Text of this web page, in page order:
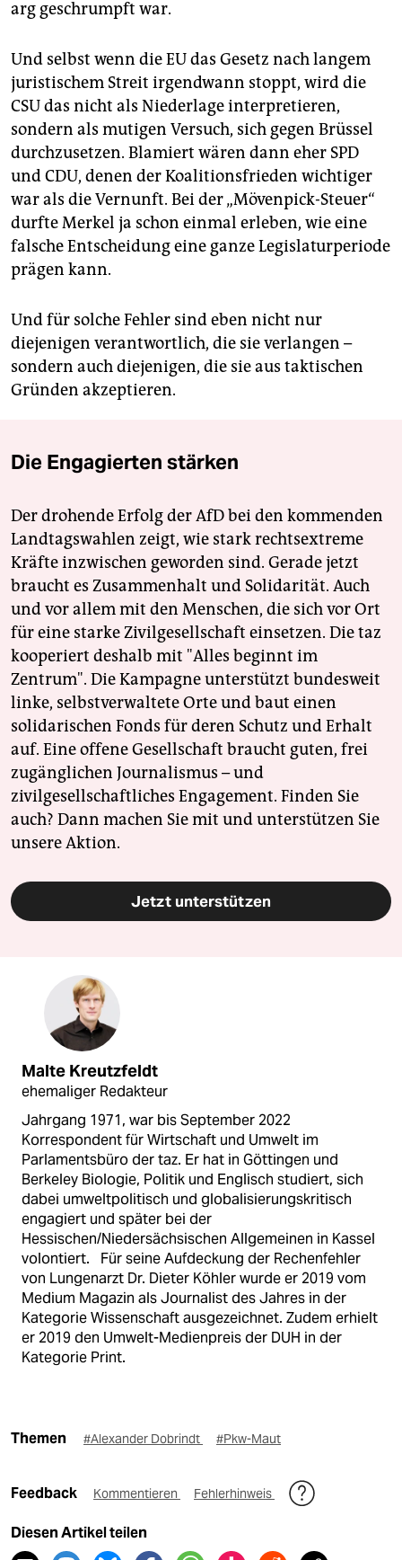
arg geschrumpft war.
Und selbst wenn die EU das Gesetz nach langem
juristischem Streit irgendwann stoppt, wird die
CSU das nicht als Niederlage interpretieren,
sondern als mutigen Versuch, sich gegen Brüssel
durchzusetzen. Blamiert wären dann eher SPD
und CDU, denen der Koalitionsfrieden wichtiger
war als die Vernunft. Bei der „Mövenpick-Steuer“
durfte Merkel ja schon einmal erleben, wie eine
falsche Entscheidung eine ganze Legislaturperiode
prägen kann.
Und für solche Fehler sind eben nicht nur
diejenigen verantwortlich, die sie verlangen –
sondern auch diejenigen, die sie aus taktischen
Gründen akzeptieren.
Die Engagierten stärken
Der drohende Erfolg der AfD bei den kommenden
Landtagswahlen zeigt, wie stark rechtsextreme
Kräfte inzwischen geworden sind. Gerade jetzt
braucht es Zusammenhalt und Solidarität. Auch
und vor allem mit den Menschen, die sich vor Ort
für eine starke Zivilgesellschaft einsetzen. Die taz
kooperiert deshalb mit "Alles beginnt im
Zentrum". Die Kampagne unterstützt bundesweit
linke, selbstverwaltete Orte und baut einen
solidarischen Fonds für deren Schutz und Erhalt
auf. Eine offene Gesellschaft braucht guten, frei
zugänglichen Journalismus – und
zivilgesellschaftliches Engagement. Finden Sie
auch? Dann machen Sie mit und unterstützen Sie
unsere Aktion.
Jetzt unterstützen
Malte Kreutzfeldt
ehemaliger Redakteur
Jahrgang 1971, war bis September 2022
Korrespondent für Wirtschaft und Umwelt im
Parlamentsbüro der taz. Er hat in Göttingen und
Berkeley Biologie, Politik und Englisch studiert, sich
dabei umweltpolitisch und globalisierungskritisch
engagiert und später bei der
Hessischen/Niedersächsischen Allgemeinen in Kassel
volontiert. Für seine Aufdeckung der Rechenfehler
von Lungenarzt Dr. Dieter Köhler wurde er 2019 vom
Medium Magazin als Journalist des Jahres in der
Kategorie Wissenschaft ausgezeichnet. Zudem erhielt
er 2019 den Umwelt-Medienpreis der DUH in der
Kategorie Print.
Themen #Alexander Dobrindt #Pkw-Maut
Feedback Kommentieren Fehlerhinweis
Diesen Artikel teilen